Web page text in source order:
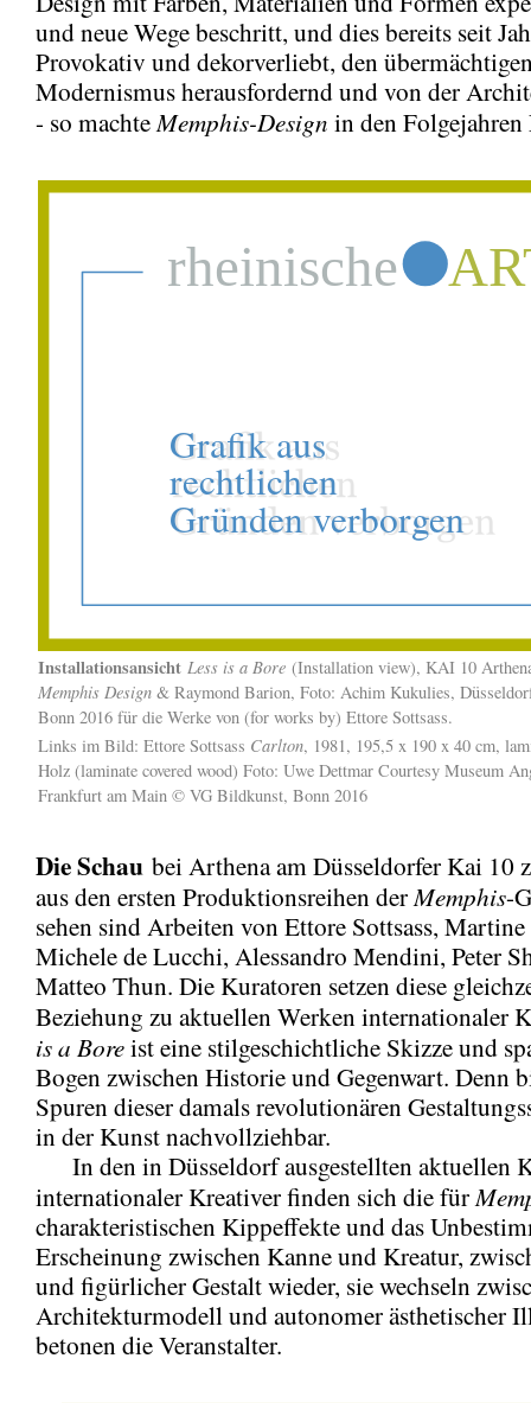
und neue Wege beschritt, und dies bereits seit
Provokativ und dekorverliebt, den
Modernismus herausfordernd und von der
- so machte Memphis-Design in den Folgejahren
Installationsansicht Less is a Bore (Installation view), KAI 10
Memphis Design & Raymond Barion, Foto: Achim Kukulies,
Bonn 2016 für die Werke von (for works by) Ettore Sottsass.
Links im Bild: Ettore Sottsass Carlton, 1981, 195,5 x 190 x 40 cm,
Holz (laminate covered wood) Foto: Uwe Dettmar Courtesy Museum
Frankfurt am Main © VG Bildkunst, Bonn 2016
Die Schau bei Arthena am Düsseldorfer Kai 10
aus den ersten Produktionsreihen der Memphis-
sehen sind Arbeiten von Ettore Sottsass,
Michele de Lucchi, Alessandro Mendini, Peter
Matteo Thun. Die Kuratoren setzen diese
Beziehung zu aktuellen Werken internationaler
is a Boreist eine stilgeschichtliche Skizze und
Bogen zwischen Historie und Gegenwart. Denn
Spuren dieser damals revolutionären
in der Kunst nachvollziehbar.
In den in Düsseldorf ausgestellten aktuellen
internationaler Kreativer finden sich die für
charakteristischen Kippeffekte und das
Erscheinung zwischen Kanne und Kreatur,
und figürlicher Gestalt wieder, sie wechseln
Architekturmodell und autonomer ästhetischer
betonen die Veranstalter.